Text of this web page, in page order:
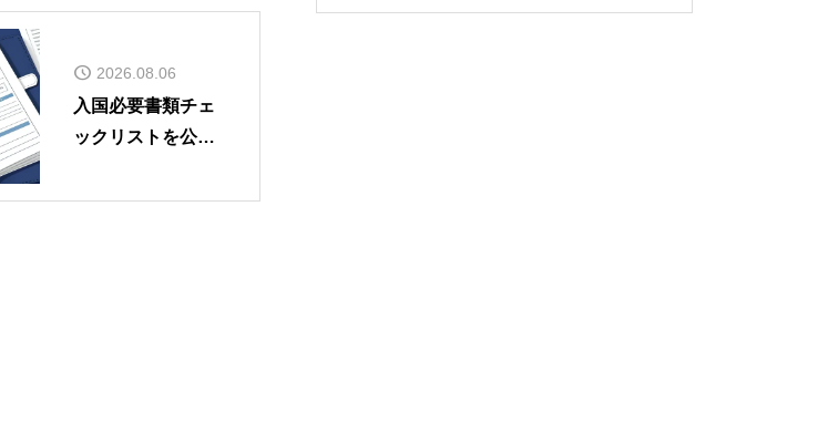
2026.08.06
入国必要書類チェ
ックリストを公開